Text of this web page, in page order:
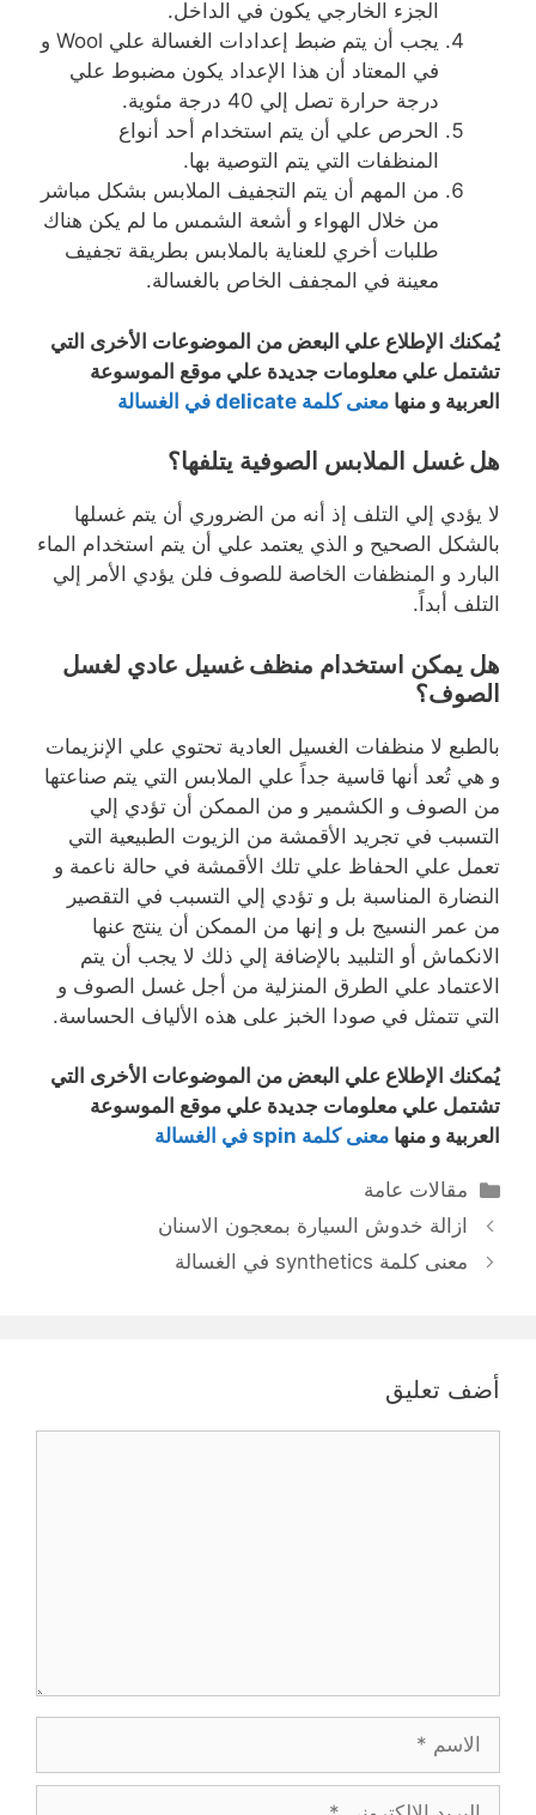
الجزء الخارجي يكون في الداخل.
يجب أن يتم ضبط إعدادات الغسالة علي Wool و
في المعتاد أن هذا الإعداد يكون مضبوط علي
درجة حرارة تصل إلي 40 درجة مئوية.
الحرص علي أن يتم استخدام أحد أنواع
المنظفات التي يتم التوصية بها.
من المهم أن يتم التجفيف الملابس بشكل مباشر
من خلال الهواء و أشعة الشمس ما لم يكن هناك
طلبات أخري للعناية بالملابس بطريقة تجفيف
معينة في المجفف الخاص بالغسالة.
يُمكنك الإطلاع علي البعض من الموضوعات الأخرى التي
تشتمل علي معلومات جديدة علي موقع الموسوعة
العربية و منها معنى كلمة delicate في الغسالة
هل غسل الملابس الصوفية يتلفها؟
لا يؤدي إلي التلف إذ أنه من الضروري أن يتم غسلها
بالشكل الصحيح و الذي يعتمد علي أن يتم استخدام الماء
البارد و المنظفات الخاصة للصوف فلن يؤدي الأمر إلي
التلف أبداً.
هل يمكن استخدام منظف غسيل عادي لغسل
الصوف؟
بالطبع لا منظفات الغسيل العادية تحتوي علي الإنزيمات
و هي تُعد أنها قاسية جداً علي الملابس التي يتم صناعتها
من الصوف و الكشمير و من الممكن أن تؤدي إلي
التسبب في تجريد الأقمشة من الزيوت الطبيعية التي
تعمل علي الحفاظ علي تلك الأقمشة في حالة ناعمة و
النضارة المناسبة بل و تؤدي إلي التسبب في التقصير
من عمر النسيج بل و إنها من الممكن أن ينتج عنها
الانكماش أو التلبيد بالإضافة إلي ذلك لا يجب أن يتم
الاعتماد علي الطرق المنزلية من أجل غسل الصوف و
التي تتمثل في صودا الخبز على هذه الألياف الحساسة.
يُمكنك الإطلاع علي البعض من الموضوعات الأخرى التي
تشتمل علي معلومات جديدة علي موقع الموسوعة
العربية و منها معنى كلمة spin في الغسالة
التصنيفات
مقالات عامة
ازالة خدوش السيارة بمعجون الاسنان
معنى كلمة synthetics في الغسالة
أضف تعليق
الاسم
البريد